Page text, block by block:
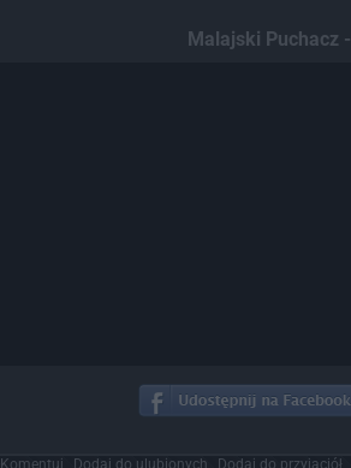
Malajski Puchacz -
Komentuj Dodaj do ulubionych Dodaj do przyjaciół